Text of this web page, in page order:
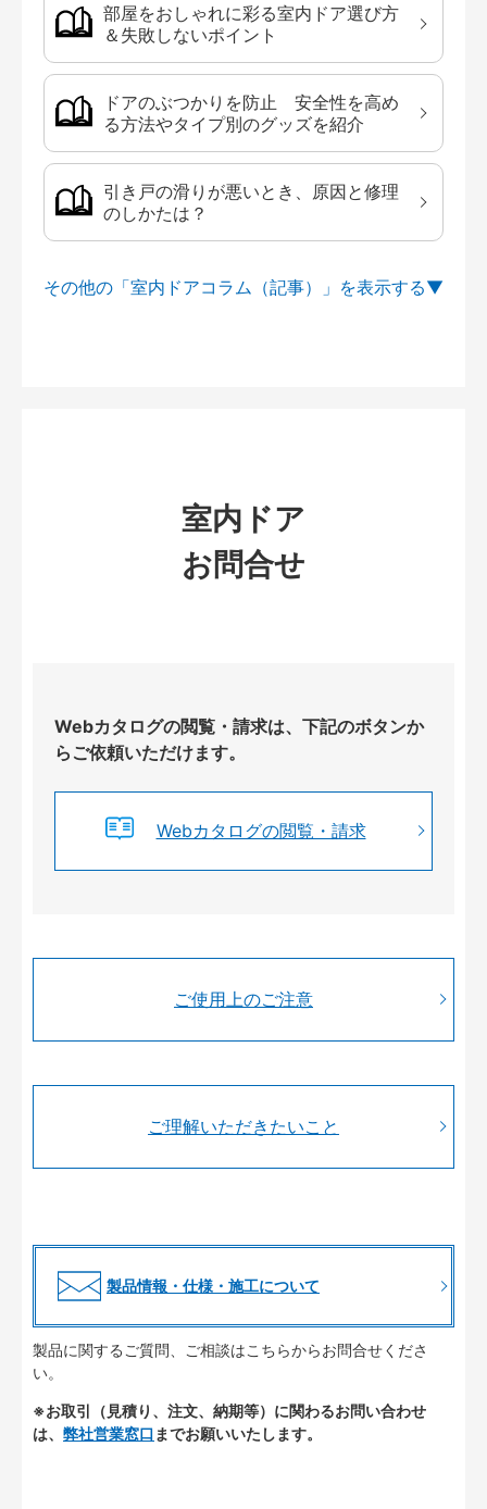
部屋をおしゃれに彩る室内ドア選び方
＆失敗しないポイント
ドアのぶつかりを防止 安全性を高め
る方法やタイプ別のグッズを紹介
引き戸の滑りが悪いとき、原因と修理
のしかたは？
その他の「室内ドアコラム（記事）」を
室内ドア
お問合せ
Webカタログの閲覧・請求は、下記のボタンか
らご依頼いただけます。
Webカタログの閲覧・請求
ご使用上のご注意
ご理解いただきたいこと
製品情報・仕様・施工について
製品に関するご質問、ご相談はこちらからお問合せくださ
い。
※お取引（見積り、注文、納期等）に関わるお問い合わせ
は、 弊社営業窓口 までお願いいたします。